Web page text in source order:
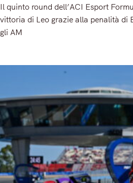
Il quinto round dell’ACI Esport
vittoria di Leo grazie alla penalità di
gli AM